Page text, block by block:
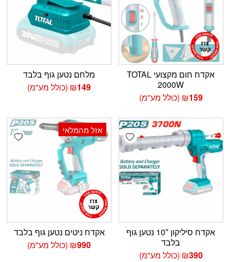
אקדח חום מקצועי TOTAL
2000W
₪159 (כולל מע"מ)
מלחם נטען גוף בלבד
₪149 (כולל מע"מ)
Add wishlist
אקדח סיליקון 10″ נטען גוף
בלבד
₪390 (כולל מע"מ)
אזל מהמלאי
אקדח ניטים נטען גוף בלבד
₪990 (כולל מע"מ)